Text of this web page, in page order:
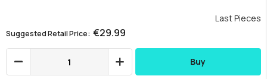
gallery
Suggested Retail Price €29.99
Last Pieces
Buy